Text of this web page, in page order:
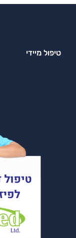
טיפול מיידי